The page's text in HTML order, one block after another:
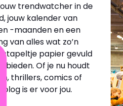
trendwatcher in de
jouw kalender van
-maanden en een
van alles wat zo’n
stapeltje papier gevuld
bieden. Of je nu houdt
thrillers, comics of
blog is er voor jou.